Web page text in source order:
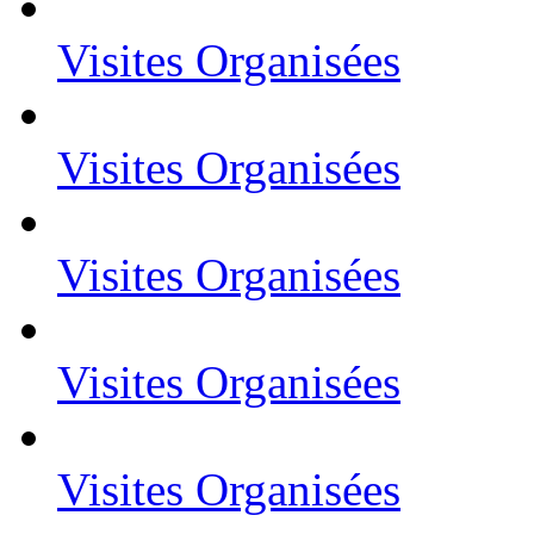
Visites Organisées
Visites Organisées
Visites Organisées
Visites Organisées
Visites Organisées